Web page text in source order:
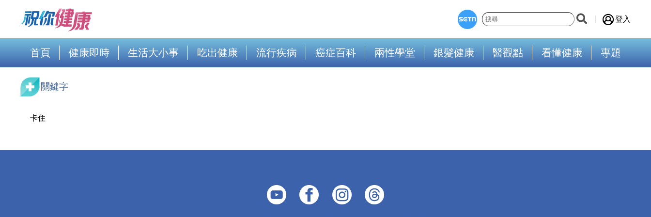
登入
首頁 健康即時 生活大小事 吃出健康 流行疾病 癌症百科 兩性學堂 銀髮健康 醫觀點 看懂健康 專題
關鍵字
卡住